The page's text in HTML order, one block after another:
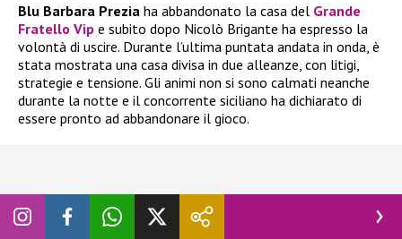
Blu Barbara Prezia ha abbandonato la casa del Grande
Fratello Vip e subito dopo Nicolò Brigante ha espresso la
volontà di uscire. Durante l’ultima puntata andata in onda, è
stata mostrata una casa divisa in due alleanze, con litigi,
strategie e tensione. Gli animi non si sono calmati neanche
durante la notte e il concorrente siciliano ha dichiarato di
essere pronto ad abbandonare il gioco.